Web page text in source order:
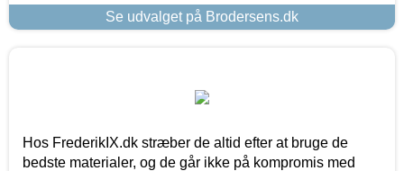
Se udvalget på Brodersens.dk
Hos FrederikIX.dk stræber de altid efter at bruge de
bedste materialer, og de går ikke på kompromis med